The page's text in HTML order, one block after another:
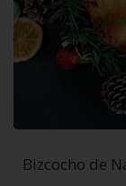
Bizcocho de